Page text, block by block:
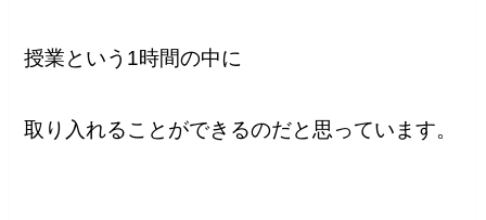
授業という1時間の中に
取り入れることができるのだと思っています。